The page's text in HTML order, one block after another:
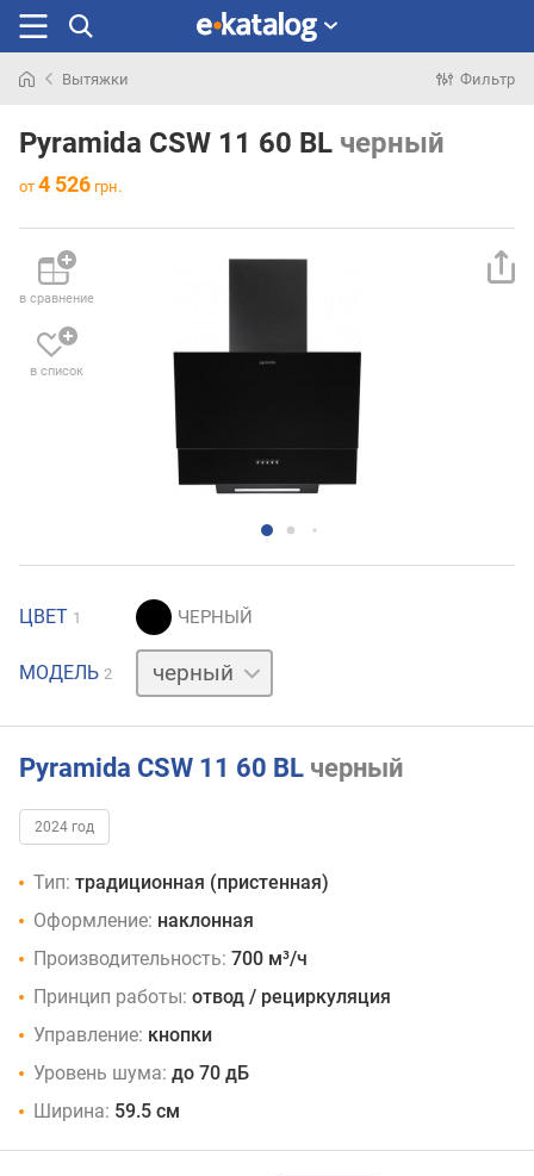
раньше
Вытяжки Фильтр
Pyramida CSW 11 60 BL черный
от 4 526 грн.
в сравнение
в список
ЦВЕТ 1
МОДЕЛЬ 2
белый
Pyramida CSW 11 60 BL черный
2024 год
Тип: традиционная (пристенная)
Оформление: наклонная
Производительность: 700 м³/ч
Принцип работы: отвод / рециркуляция
Управление: кнопки
Уровень шума: до 70 дБ
Ширина: 59.5 см